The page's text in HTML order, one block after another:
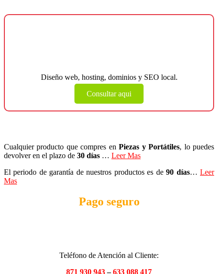
Diseño web, hosting, dominios y SEO local.
Consultar aqui
Cualquier producto que compres enPiezas y Portátiles, lo puedes
devolver en el plazo de 30 días … Leer Mas
El periodo de garantía de nuestros productos es de90 días…Leer
Mas
Pago seguro
Teléfono de Atención al Cliente:
871 930 943–633 088 417